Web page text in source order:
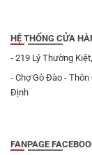
HỆ THỐNG CỬA
- 219 Lý Thường
- Chợ Gò Đào -
Định
FANPAGE